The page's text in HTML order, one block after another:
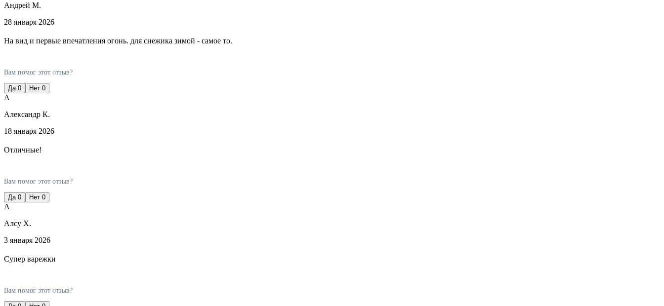
Андрей М.
28 января 2026
На вид и первые впечатления огонь. для снежика зимой - самое то.
Вам помог этот отзыв?
Да 0 Нет 0
А
Александр К.
18 января 2026
Отличные!
Вам помог этот отзыв?
Да 0 Нет 0
А
Алсу Х.
3 января 2026
Супер варежки
Вам помог этот отзыв?